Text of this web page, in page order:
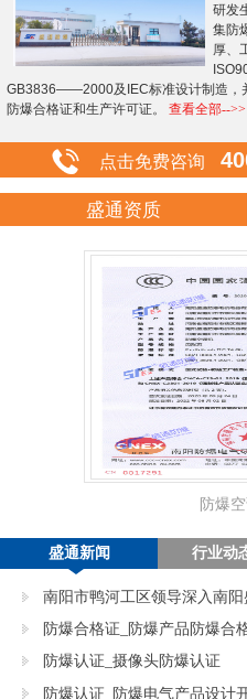
研发
集防
厚、
GB3836——2000及IEC标准设计制造，
防爆合格证和生产许可证。查看全部-->>
点击免费咨询
盛通资质
防爆
盛通新闻 行业动
南阳市鸭河工区领导深入南
促发展
防爆合格证_防爆产品防爆合
防爆认证_摄像头防爆认证
防爆认证_防爆电气产品设计